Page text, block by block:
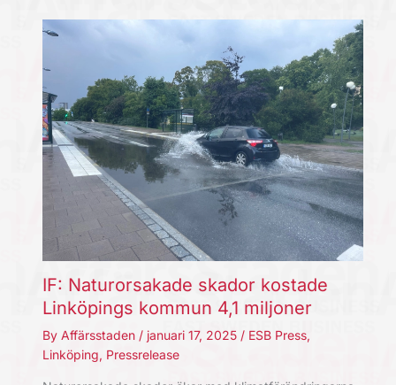
IF: Naturorsakade skador kostade
Linköpings kommun 4,1 miljoner
By Affärsstaden / januari 17, 2025 / ESB Press,
Linköping, Pressrelease